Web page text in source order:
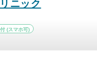
ニック
(スマホ可)